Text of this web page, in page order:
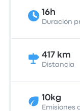
16h
Duración
417 km
Distancia
10kg
Emisiones